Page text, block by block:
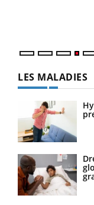
LES MALADIES